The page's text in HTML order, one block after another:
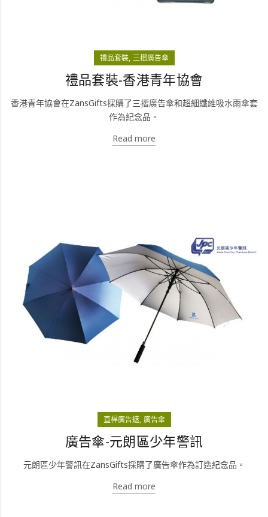
禮品套裝 三摺廣告傘
禮品套裝-香港青年協會
香港青年協會在ZansGifts採購了三摺廣告傘和超細纖維吸水雨傘套
作為紀念品。
Read more
直桿廣告遮 廣告傘
廣告傘-元朗區少年警訊
元朗區少年警訊在ZansGifts採購了廣告傘作為訂造紀念品。
Read more